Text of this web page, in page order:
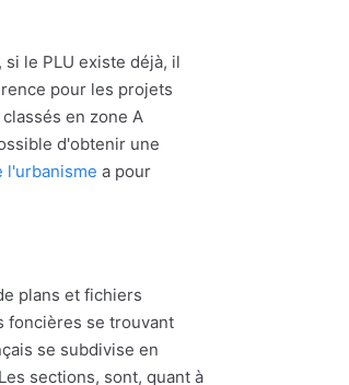
le PLU existe déjà, il
pour les projets
en zone A
d'obtenir une
l'urbanisme a pour
plans et fichiers
foncières se trouvant
se subdivise en
sections, sont, quant à